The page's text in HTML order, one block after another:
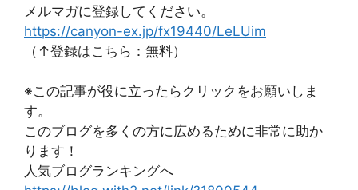
メルマガに登録してください。
https://canyon-ex.jp/fx19440/LeLUim
（↑登録はこちら：無料）
※この記事が役に立ったらクリックをお願いしま
す。
このブログを多くの方に広めるために非常に助か
ります！
人気ブログランキングへ